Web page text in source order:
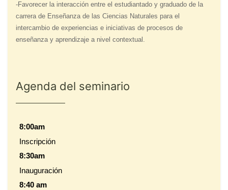
-Favorecer la interacción entre el estudiantado y graduado de la
carrera de Enseñanza de las Ciencias Naturales para el
intercambio de experiencias e iniciativas de procesos de
enseñanza y aprendizaje a nivel contextual.
Agenda del seminario
8:00am
Inscripción
8:30am
Inauguración
8:40 am